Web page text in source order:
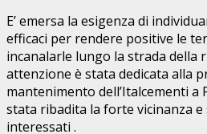
E’ emersa la esigenza di
efficaci per rendere positive le
incanalarle lungo la strada della
attenzione è stata dedicata alla
mantenimento dell’Italcementi a
stata ribadita la forte vicinanza
interessati .